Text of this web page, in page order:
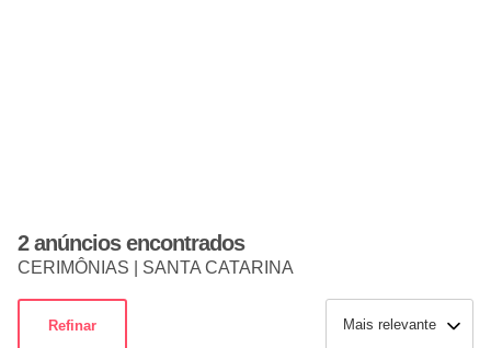
2 anúncios encontrados
CERIMÔNIAS | SANTA CATARINA
Refinar Mais relevante